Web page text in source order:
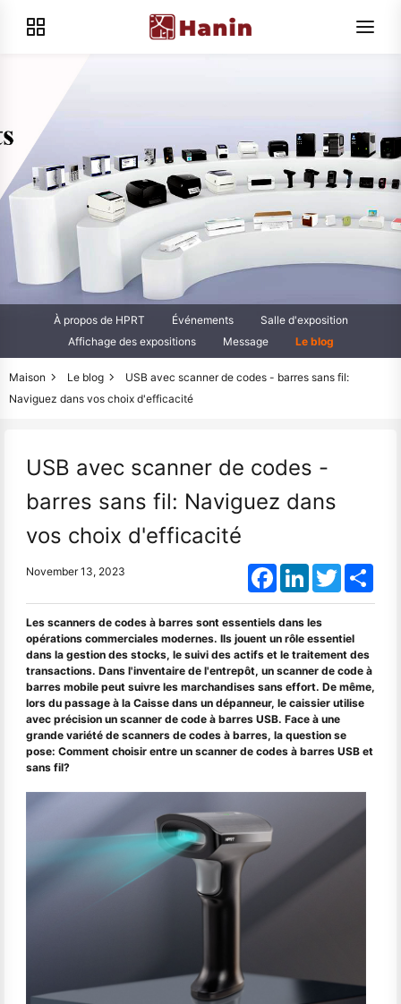
À propos de HPRT Événements
Salle d'exposition
Affichage des expositions
Message Le blog
Maison Le blog
USB avec scanner de codes - barres sans fil:
Naviguez dans vos choix d'efficacité
USB avec scanner de codes -
barres sans fil: Naviguez dans
vos choix d'efficacité
November 13, 2023 FacebookLinkedInTwitter
Les scanners de codes à barres sont essentiels dans les
opérations commerciales modernes. Ils jouent un rôle essentiel
dans la gestion des stocks, le suivi des actifs et le traitement des
transactions. Dans l'inventaire de l'entrepôt, un scanner de code à
barres mobile peut suivre les marchandises sans effort. De même,
lors du passage à la Caisse dans un dépanneur, le caissier utilise
avec précision un scanner de code à barres USB. Face à une
grande variété de scanners de codes à barres, la question se
pose: Comment choisir entre un scanner de codes à barres USB et
sans fil?